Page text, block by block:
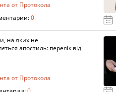
от Протокола
0
на яких не
апостиль: перелік від
от Протокола